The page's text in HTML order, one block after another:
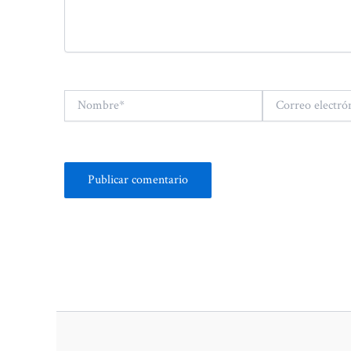
Nombre*
Correo
electrónico*